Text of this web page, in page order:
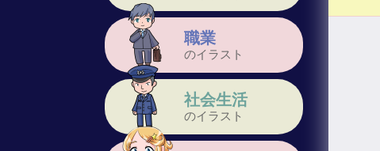
職業
のイラスト
社会生活
のイラスト